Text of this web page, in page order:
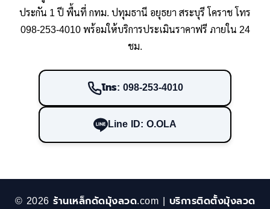
ประกัน 1 ปี พื้นที่ กทม. ปทุมธานี อยุธยา สระบุรี โคราช โทร
098-253-4010 พร้อมให้บริการประเมินราคาฟรี ภายใน 24
ชม.
โทร: 098-253-4010
Line ID: O.OLA
© 2026 ร้านเหล็กดัดมุ้งลวด.com | บริการติดตั้งมุ้งลวด